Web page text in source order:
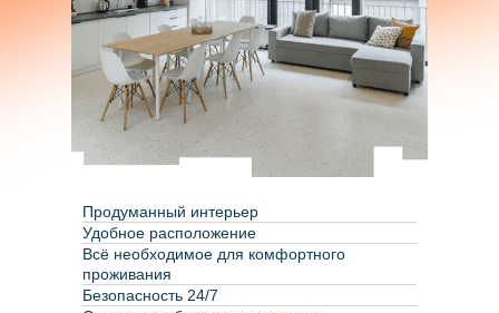
Продуманный интерьер
Удобное расположение
Всё необходимое для комфортного
проживания
Безопасность 24/7